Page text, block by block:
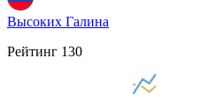
Высоких Галина
Рейтинг 130